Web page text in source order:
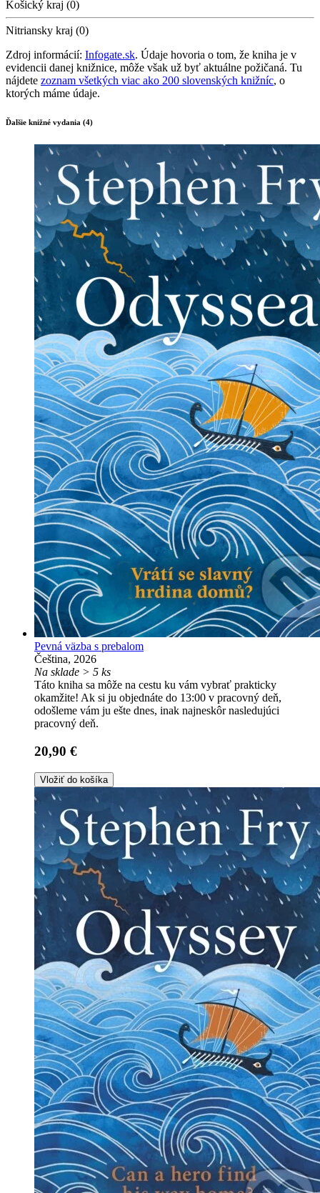
Košický kraj (0)
Nitriansky kraj (0)
Zdroj informácií: Infogate.sk. Údaje hovoria o tom, že kniha je v
evidencii danej knižnice, môže však už byť aktuálne požičaná. Tu
nájdete zoznam všetkých viac ako 200 slovenských knižníc, o
ktorých máme údaje.
Ďalšie knižné vydania (4)
Pevná väzba s prebalom
Čeština, 2026
Na sklade > 5 ks
Táto kniha sa môže na cestu ku vám vybrať prakticky
okamžite! Ak si ju objednáte do 13:00 v pracovný deň,
odošleme vám ju ešte dnes, inak najneskôr nasledujúci
pracovný deň.
20,90 €
Vložiť do košíka